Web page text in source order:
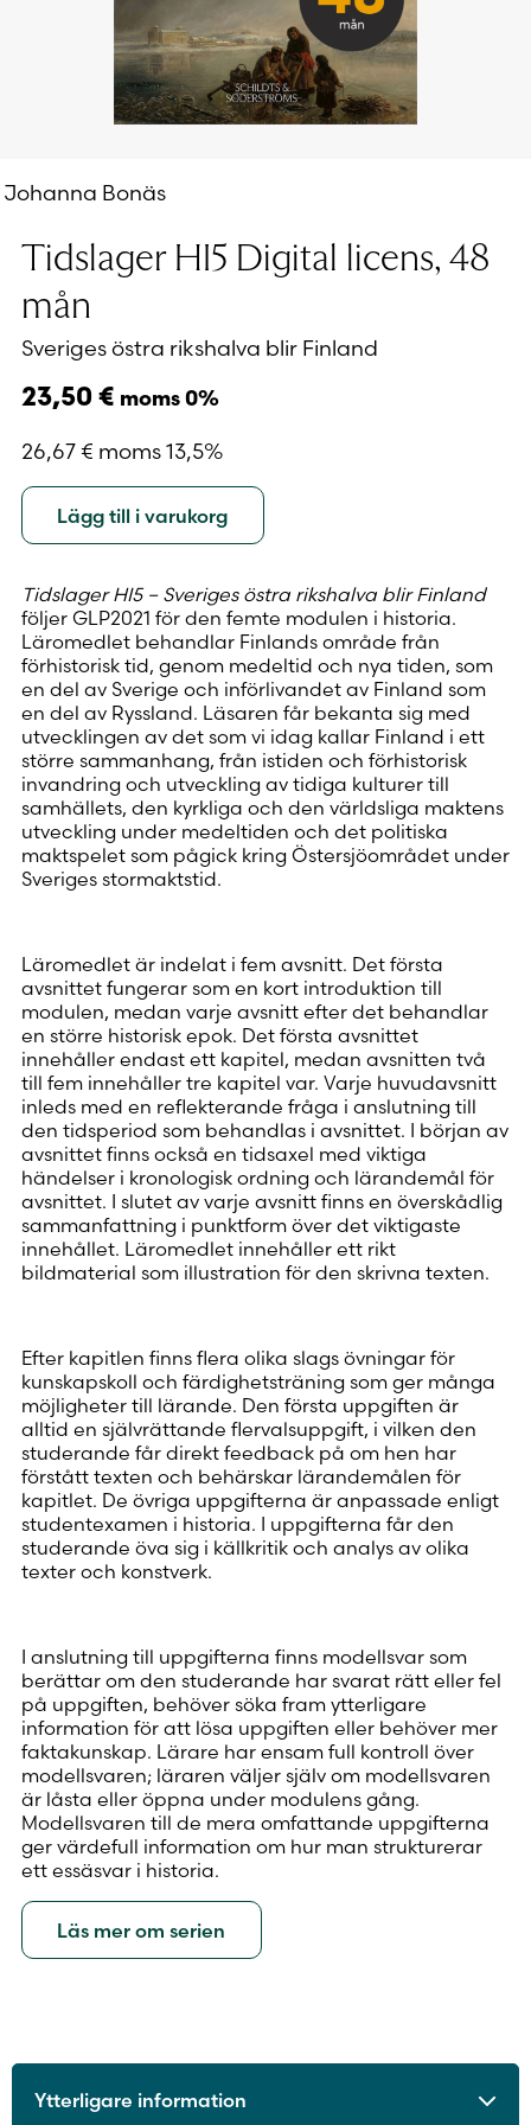
Johanna Bonäs
Tidslager HI5 Digital licens, 48
mån
Sveriges östra rikshalva blir Finland
23,50 € moms 0%
26,67€ moms 13,5%
Lägg till i varukorg
Tidslager HI5 – Sveriges östra rikshalva blir Finland
följer GLP2021 för den femte modulen i historia.
Läromedlet behandlar Finlands område från
förhistorisk tid, genom medeltid och nya tiden, som
en del av Sverige och införlivandet av Finland som
en del av Ryssland. Läsaren får bekanta sig med
utvecklingen av det som vi idag kallar Finland i ett
större sammanhang, från istiden och förhistorisk
invandring och utveckling av tidiga kulturer till
samhällets, den kyrkliga och den världsliga maktens
utveckling under medeltiden och det politiska
maktspelet som pågick kring Östersjöområdet under
Sveriges stormaktstid.
Läromedlet är indelat i fem avsnitt. Det första
avsnittet fungerar som en kort introduktion till
modulen, medan varje avsnitt efter det behandlar
en större historisk epok. Det första avsnittet
innehåller endast ett kapitel, medan avsnitten två
till fem innehåller tre kapitel var. Varje huvudavsnitt
inleds med en reflekterande fråga i anslutning till
den tidsperiod som behandlas i avsnittet. I början av
avsnittet finns också en tidsaxel med viktiga
händelser i kronologisk ordning och lärandemål för
avsnittet. I slutet av varje avsnitt finns en överskådlig
sammanfattning i punktform över det viktigaste
innehållet. Läromedlet innehåller ett rikt
bildmaterial som illustration för den skrivna texten.
Efter kapitlen finns flera olika slags övningar för
kunskapskoll och färdighetsträning som ger många
möjligheter till lärande. Den första uppgiften är
alltid en självrättande flervalsuppgift, i vilken den
studerande får direkt feedback på om hen har
förstått texten och behärskar lärandemålen för
kapitlet. De övriga uppgifterna är anpassade enligt
studentexamen i historia. I uppgifterna får den
studerande öva sig i källkritik och analys av olika
texter och konstverk.
I anslutning till uppgifterna finns modellsvar som
berättar om den studerande har svarat rätt eller fel
på uppgiften, behöver söka fram ytterligare
information för att lösa uppgiften eller behöver mer
faktakunskap. Lärare har ensam full kontroll över
modellsvaren; läraren väljer själv om modellsvaren
är låsta eller öppna under modulens gång.
Modellsvaren till de mera omfattande uppgifterna
ger värdefull information om hur man strukturerar
ett essäsvar i historia.
Läs mer om serien
Ytterligare information